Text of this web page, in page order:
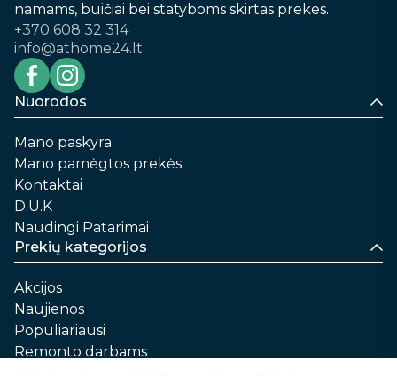
namams, buičiai bei statyboms skirtas prekes.
+370 608 32 314
info@athome24.lt
Nuorodos
Mano paskyra
Mano pamėgtos prekės
Kontaktai
D.U.K
Naudingi Patarimai
Prekių kategorijos
Akcijos
Naujienos
Populiariausi
Remonto darbams